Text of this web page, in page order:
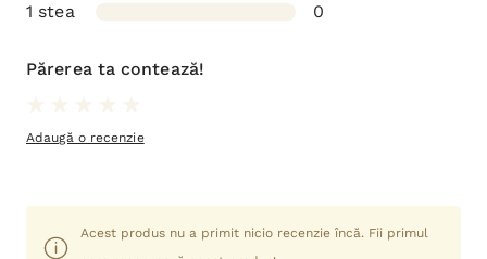
1 stea
0
Părerea ta contează!
Adaugă o recenzie
Acest produs nu a primit nicio recenzie încă. Fii primul